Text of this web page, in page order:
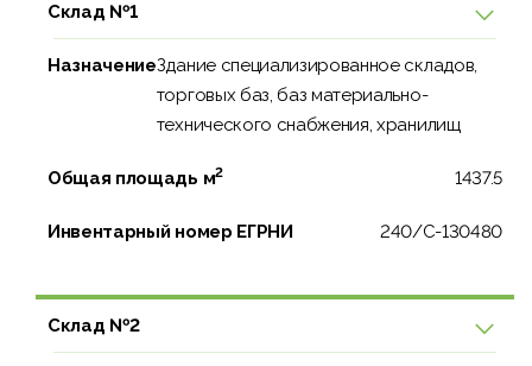
Склад №1
НазначениеЗдание специализированное складов,
торговых баз, баз материально-
технического снабжения, хранилищ
Общая площадь м2 1437.5
Инвентарный номер ЕГРНИ 240/C-130480
Склад №2